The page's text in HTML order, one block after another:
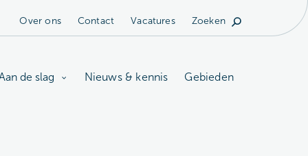
Over ons Contact Vacatures Zoeken
de slag Nieuws & kennis Gebieden